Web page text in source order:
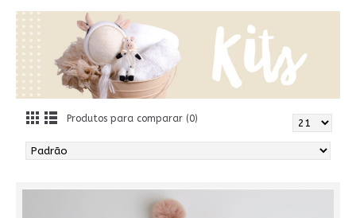
Produtos para comparar (0)